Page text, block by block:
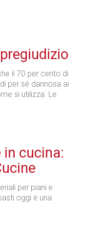
il 70 per cento di
per sé dannosa ai
si utilizza. Le
cucina:
per piani e
oggi è una